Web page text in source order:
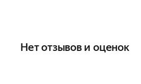
Нет отзывов и оценок